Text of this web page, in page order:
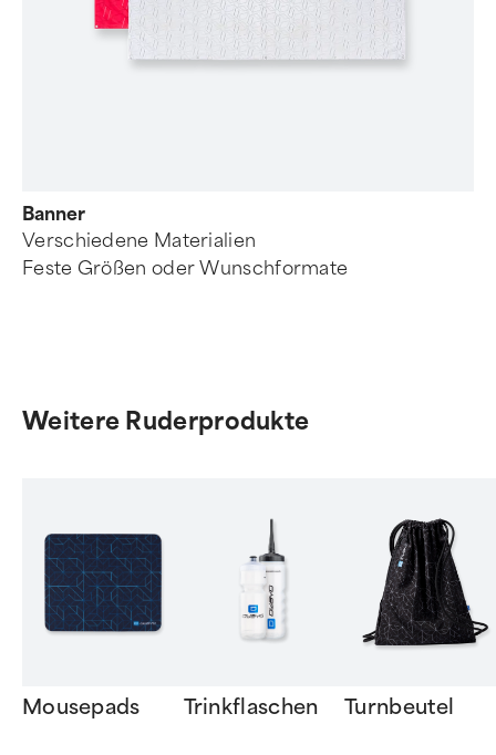
Banner
Verschiedene Materialien
Feste Größen oder Wunschformate
Weitere Ruderprodukte
Mousepads Trinkflaschen Turnbeutel